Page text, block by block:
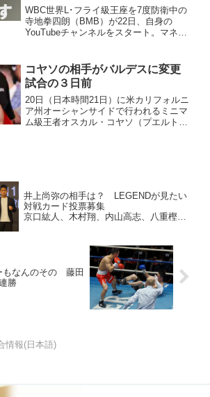
動画”
WBC世界L･フライ級王座を7度防衛中の
寺地拳四朗（BMB）が22日、自身の
YouTubeチャンネルをスタート。マネジ
た。 拳四朗がノルウェージャンフォレ
ストキャットの愛猫...
コヤソの相手がバルデスに変更
試合の３日前
20日（日本時間21日）に米カリフォルニ
ア州オーシャンサイドで行われるミニマ
ム級王者オスカル・コヤソ（プエルトリ
井上尚弥の相手は？ LEGENDが見たい
対戦カード投票募集
京口紘人、木村翔、内山高志、八重樫東
もなんのその 藤田
勝
情報(日本語)